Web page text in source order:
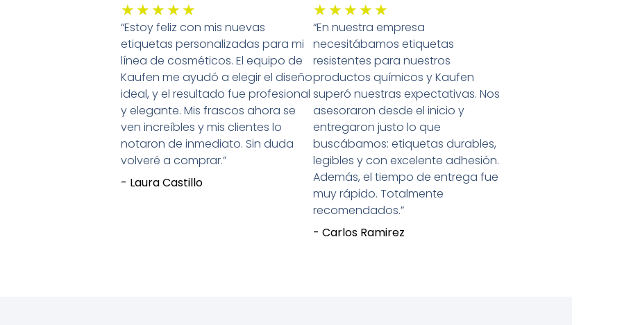
★ ★ ★ ★ ★
con
5
de
5
“Estoy feliz con mis nuevas
etiquetas personalizadas para mi
línea de cosméticos. El equipo de
Kaufen me ayudó a elegir el diseño
ideal, y el resultado fue profesional
y elegante. Mis frascos ahora se
ven increíbles y mis clientes lo
notaron de inmediato. Sin duda
volveré a comprar.”
- Laura Castillo
★ ★ ★ ★ ★
con
5
de
5
“En nuestra empresa
necesitábamos etiquetas
resistentes para nuestros
productos químicos y Kaufen
superó nuestras expectativas. Nos
asesoraron desde el inicio y
entregaron justo lo que
buscábamos: etiquetas durables,
legibles y con excelente adhesión.
Además, el tiempo de entrega fue
muy rápido. Totalmente
recomendados.”
- Carlos Ramirez